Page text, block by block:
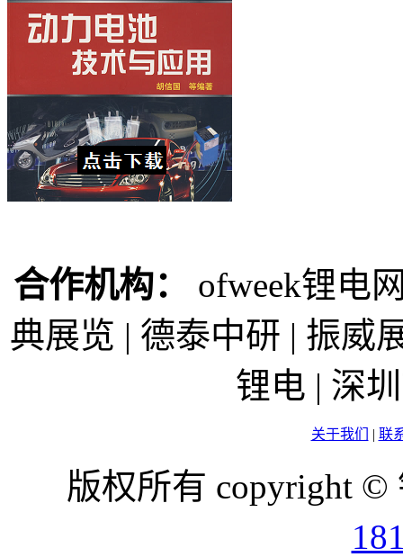
合作机构：
ofweek锂电
典展览 | 德泰中研 | 振威
锂电 | 深
关于我们 | 联
版权所有 copyright